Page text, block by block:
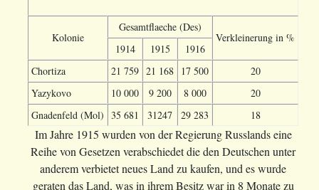
Kolonie
Gesamtflaeche (Des)
Verkleinerung in %
1914
1915
1916
Chortiza
21 759 21 168 17 500
20
Yazykovo
10 000 9 200 8 000
20
Gnadenfeld (Mol) 35 681 31247 29 283 18
Im Jahre 1915 wurden von der Regierung Russlands eine
Reihe von Gesetzen verabschiedet die den Deutschen unter
anderem verbietet neues Land zu kaufen, und es wurde
geraten das Land, was in ihrem Besitz war in 8 Monate zu